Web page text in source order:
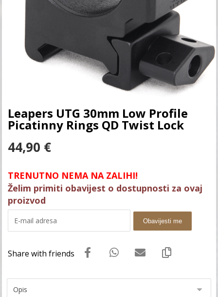
Leapers UTG 30mm Low Profile
Picatinny Rings QD Twist Lock
44,90 €
TRENUTNO NEMA NA ZALIHI!
Želim primiti obavijest o dostupnosti za ovaj
proizvod
Obavijesti me